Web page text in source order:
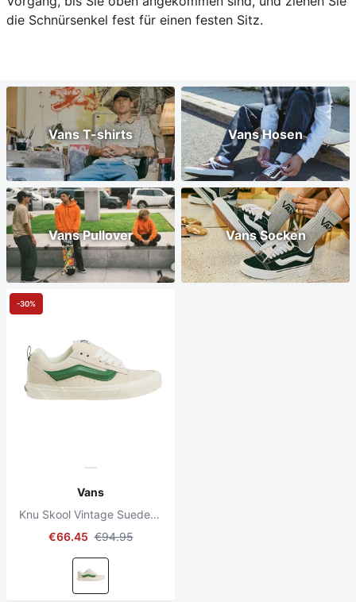
die Schnürsenkel fest für einen festen Sitz.
Vans T-shirts Vans Hosen
Vans Pullover Vans Socken
Vans
Knu Skool Vintage Suede White/ Multi
€66.45 €94.95
-30%